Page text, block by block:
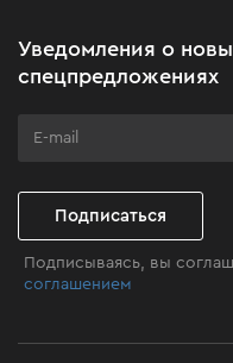
Клуб мастерства
Уведомления о
спецпредложениях
Подписаться
Подписываясь, вы
соглашением